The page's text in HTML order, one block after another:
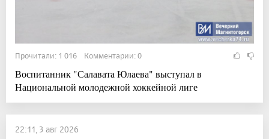
Прочитали: 1 016 Комментарии: 0
Воспитанник "Салавата Юлаева" выступал в
Национальной молодежной хоккейной лиге
22:11, 3 авг 2026